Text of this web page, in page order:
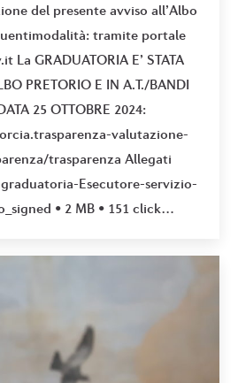
del presente avviso all’Albo
tramite portale
La GRADUATORIA E’ STATA
PRETORIO E IN A.T./BANDI
25 OTTOBRE 2024:
valutazione-
trasparenza Allegati
Esecutore-servizio-
• 2 MB • 151 click…